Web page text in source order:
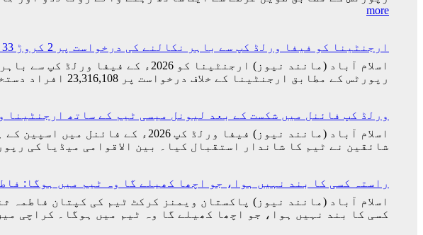
more
:
اور
جارجینا
روڈریگز
کی
کی
تاریخ
سامنے
آ
ارجنٹینا کو فیفا ورلڈ کپ سے باہر نکالنے کی درخواست پر 2 کروڑ 33 لاکھ افراد کے دستخط
اسلام آباد (مانند نیوز)
رپورٹس کے مطابق ارجنٹینا کے خلاف درخواست پر 23,316,108 افراد دستخط کر چکے ہیں جو گنیز عالمی ریکارڈ توڑنے کے قریب پہنچ گئی تھی۔…
ورلڈ کپ فائنل میں شکست کے بعد لیونل میسی ٹیم کے ساتھ ارجنٹینا
شائقین نے ٹیم کا شاندار استقبال کیا۔ بین الاقوامی میڈیا کی
راستہ کسی کا بند نہیں ہوا، جو اچھا کھیلے گا وہ ٹیم میں ہوگا:
اسلام آباد (مانند نیوز) پاکستان ویمنز کرکٹ ٹیم کی کپتان فاطمہ
کسی کا بند نہیں ہوا، جو اچھا کھیلے گا وہ ٹیم میں ہوگا۔ کراچی